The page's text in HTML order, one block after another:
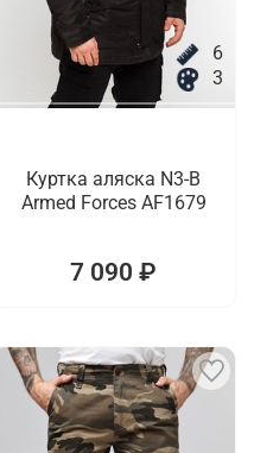
6
3
Куртка аляска N3-B
Armed Forces AF1679
7 090 ₽